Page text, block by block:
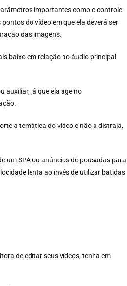
importantes como o controle
do vídeo em que ela deverá ser
das imagens.
baixo em relação ao áudio principal
auxiliar, já que ela age no
a temática do vídeo e não a distraia,
um SPA ou anúncios de pousadas para
lenta ao invés de utilizar batidas
de editar seus vídeos, tenha em